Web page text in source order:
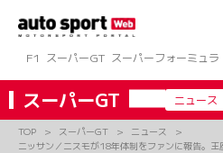
ツ
へ
ス
キ
F1 スーパーGT スーパーフォーミュラ
スーパーGT ニュース
TOP スーパーGT
ニュース
ニッサン／ニスモが18年体制をファンに報告。王